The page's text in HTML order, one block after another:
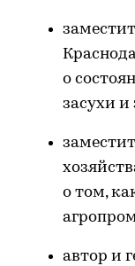
о
засухи
о том,
автор и